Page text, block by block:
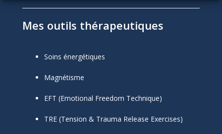
Mes outils thérapeutiques
Soins énergétiques
Magnétisme
EFT (Emotional Freedom Technique)
TRE (Tension & Trauma Release Exercises)